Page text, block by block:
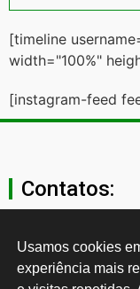
[timeline
width="100%"
[instagram-feed
Contatos:
Usamos cookies
experiência mais